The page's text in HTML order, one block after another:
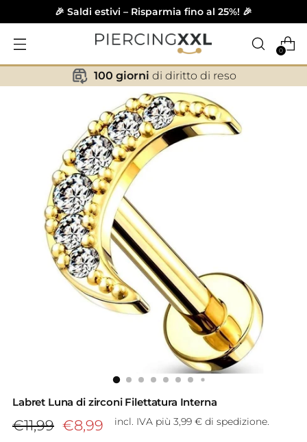
🎉 Saldi estivi – Risparmia fino al 25%! 🎉
0
✕
100 giorni di diritto di reso
Labret Luna di zirconi Filettatura Interna
Prezzo
€11,99 €8,99 incl. IVA più 3,99 € di spedizione.